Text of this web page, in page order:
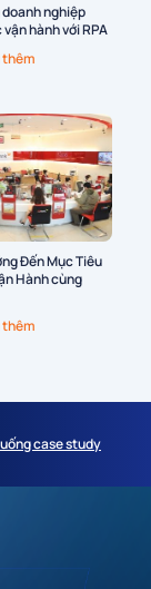
nghiệp
hành với RPA
thêm
Đến Mục Tiêu
Hành cùng
thêm
case study